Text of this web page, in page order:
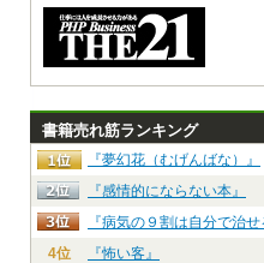
書籍売れ筋ランキング
『夢幻花（むげんばな）』
『感情的にならない本』
『病気の９割は自分で治せ
4位
『怖い客』